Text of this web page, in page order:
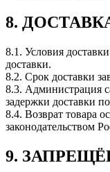
8.
8.1. Условия
доставки.
8.2. Срок доставки
8.3. Администрация
задержки доставки
8.4. Возврат товара
законодательством
9.